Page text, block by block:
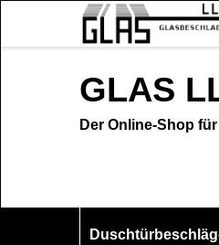
GLAS
Der Online-Shop